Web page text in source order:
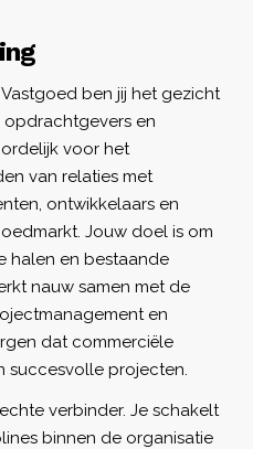
ben jij het gezicht
en
voor het
van relaties met
ontwikkelaars en
Jouw doel is om
halen en bestaande
nauw samen met de
en
dat commerciële
succesvolle projecten.
verbinder. Je schakelt
binnen de organisatie